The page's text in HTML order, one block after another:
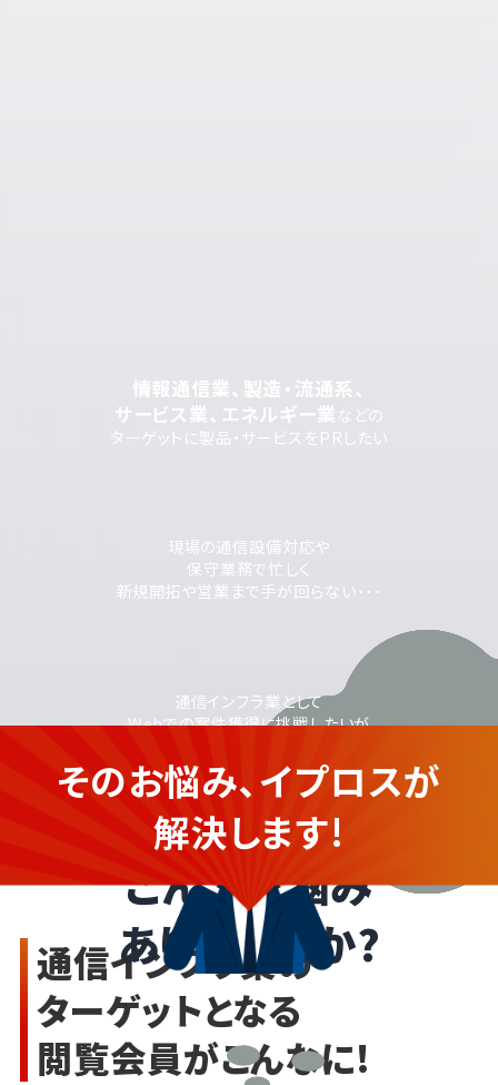
通信インフラ業の企業さま
こんなお悩み
ありませんか?
情報通信業、製造・流通系、
サービス業、エネルギー業などの
ターゲットに製品・サービスをPRしたい
現場の通信設備対応や
保守業務で忙しく
新規開拓や営業まで手が回らない･･･
通信インフラ業として
Webでの案件獲得に挑戦したいが
ノウハウがなくて不安...
そのお悩み、イプロスが
解決します!
通信インフラ業の
ターゲットとなる
閲覧会員がこんなに!